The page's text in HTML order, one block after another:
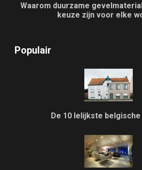
Waarom duurzame
keuze zijn voor elke
Populair
De 10 lelijkste belgische